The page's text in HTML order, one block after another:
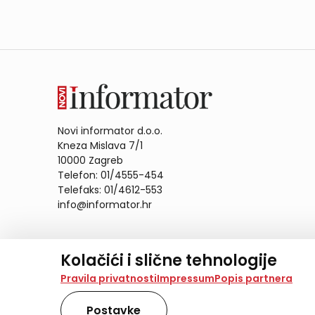
Kolačići i slične tehnologije
Na našoj web stranici koristimo kolačiće i slične
analiziramo promet na stranici te prikazujemo
također koriste ove tehnologije.
Pravila privatnostiImpressumPopis partnera
Postavke
Novi informator d.o.o.
Kneza Mislava 7/1
10000 Zagreb
Telefon: 01/4555-454
Telefaks: 01/4612-553
info@informator.hr